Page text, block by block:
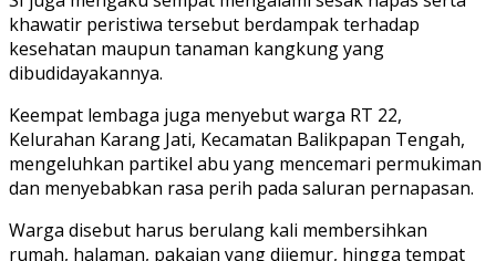
khawatir peristiwa tersebut berdampak terhadap
kesehatan maupun tanaman kangkung yang
dibudidayakannya.
Keempat lembaga juga menyebut warga RT 22,
Kelurahan Karang Jati, Kecamatan Balikpapan Tengah,
mengeluhkan partikel abu yang mencemari permukiman
dan menyebabkan rasa perih pada saluran pernapasan.
Warga disebut harus berulang kali membersihkan
rumah, halaman, pakaian yang dijemur, hingga tempat